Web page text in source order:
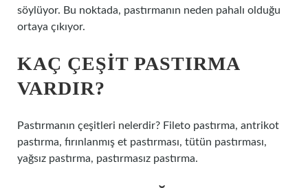
söylüyor. Bu noktada, pastırmanın neden pahalı olduğu
ortaya çıkıyor.
KAÇ ÇEŞIT PASTIRMA
VARDIR?
Pastırmanın çeşitleri nelerdir? Fileto pastırma, antrikot
pastırma, fırınlanmış et pastırması, tütün pastırması,
yağsız pastırma, pastırmasız pastırma.